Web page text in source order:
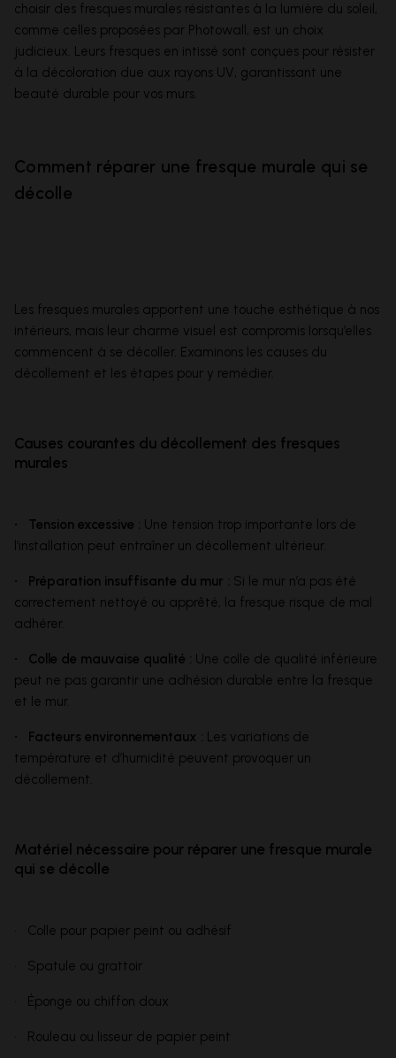
choisir des fresques murales résistantes à la lumière du soleil,
comme celles proposées par Photowall, est un choix
judicieux. Leurs fresques en intissé sont conçues pour résister
à la décoloration due aux rayons UV, garantissant une
beauté durable pour vos murs.
Comment réparer une fresque murale qui se
décolle
Les fresques murales apportent une touche esthétique à nos
intérieurs, mais leur charme visuel est compromis lorsqu’elles
commencent à se décoller. Examinons les causes du
décollement et les étapes pour y remédier.
Causes courantes du décollement des fresques
murales
• Tension excessive : Une tension trop importante lors de
l’installation peut entraîner un décollement ultérieur.
• Préparation insuffisante du mur : Si le mur n’a pas été
correctement nettoyé ou apprêté, la fresque risque de mal
adhérer.
• Colle de mauvaise qualité : Une colle de qualité inférieure
peut ne pas garantir une adhésion durable entre la fresque
et le mur.
• Facteurs environnementaux : Les variations de
température et d’humidité peuvent provoquer un
décollement.
Matériel nécessaire pour réparer une fresque murale
qui se décolle
• Colle pour papier peint ou adhésif
• Spatule ou grattoir
• Éponge ou chiffon doux
• Rouleau ou lisseur de papier peint